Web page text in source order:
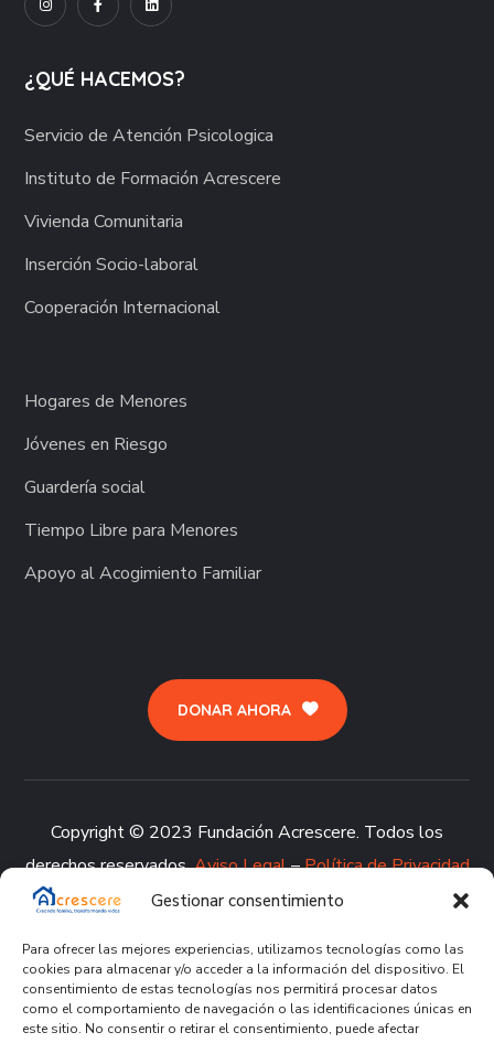
Gestionar consentimiento
Para ofrecer las mejores experiencias, utilizamos tecnologías como las
cookies para almacenar y/o acceder a la información del dispositivo. El
consentimiento de estas tecnologías nos permitirá procesar datos
como el comportamiento de navegación o las identificaciones únicas en
este sitio. No consentir o retirar el consentimiento, puede afectar
¿QUÉ HACEMOS?
Servicio de Atención Psicologica
Instituto de Formación Acrescere
Vivienda Comunitaria
Inserción Socio-laboral
Cooperación Internacional
Hogares de Menores
Jóvenes en Riesgo
Guardería social
Tiempo Libre para Menores
Apoyo al Acogimiento Familiar
DONAR AHORA
Copyright © 2023 Fundación Acrescere. Todos los
derechos reservados.Aviso Legal–Política de Privacidad
–Política de Cookies–Política de Calidad